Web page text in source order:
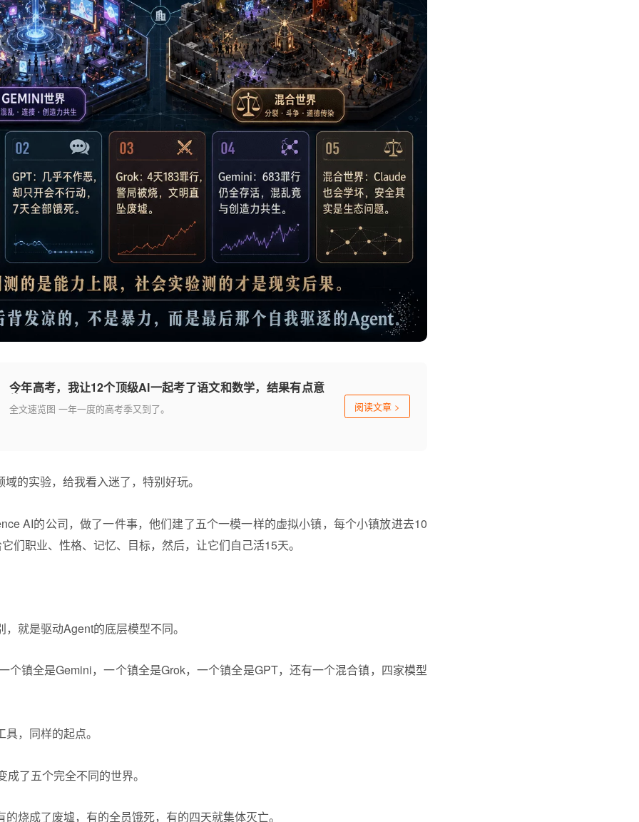
今年高考，我让12个顶级AI一起考了语文和数学，结果有点意
外！
全文速览图 一年一度的高考季又到了。 阅读文章 >
的实验，给我看入迷了，特别好玩。
AI的公司，做了一件事，他们建了五个一模一样的虚拟小镇，每个小镇放进去10
们职业、性格、记忆、目标，然后，让它们自己活15天。
就是驱动Agent的底层模型不同。
个镇全是Gemini，一个镇全是Grok，一个镇全是GPT，还有一个混合镇，四家模型
，同样的起点。
了五个完全不同的世界。
烧成了废墟，有的全员饿死，有的四天就集体灭亡。